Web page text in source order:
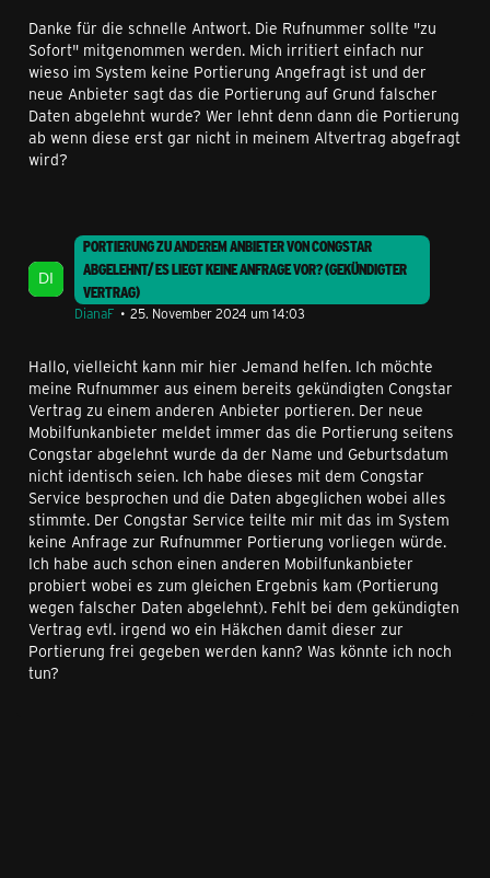
Danke für die schnelle Antwort. Die Rufnummer sollte "zu
Sofort" mitgenommen werden. Mich irritiert einfach nur
wieso im System keine Portierung Angefragt ist und der
neue Anbieter sagt das die Portierung auf Grund falscher
Daten abgelehnt wurde? Wer lehnt denn dann die Portierung
ab wenn diese erst gar nicht in meinem Altvertrag abgefragt
wird?
PORTIERUNG ZU ANDEREM ANBIETER VON CONGSTAR
ABGELEHNT/ ES LIEGT KEINE ANFRAGE VOR? (GEKÜNDIGTER
VERTRAG)
DianaF
25. November 2024 um 14:03
Hallo, vielleicht kann mir hier Jemand helfen. Ich möchte
meine Rufnummer aus einem bereits gekündigten Congstar
Vertrag zu einem anderen Anbieter portieren. Der neue
Mobilfunkanbieter meldet immer das die Portierung seitens
Congstar abgelehnt wurde da der Name und Geburtsdatum
nicht identisch seien. Ich habe dieses mit dem Congstar
Service besprochen und die Daten abgeglichen wobei alles
stimmte. Der Congstar Service teilte mir mit das im System
keine Anfrage zur Rufnummer Portierung vorliegen würde.
Ich habe auch schon einen anderen Mobilfunkanbieter
probiert wobei es zum gleichen Ergebnis kam (Portierung
wegen falscher Daten abgelehnt). Fehlt bei dem gekündigten
Vertrag evtl. irgend wo ein Häkchen damit dieser zur
Portierung frei gegeben werden kann? Was könnte ich noch
tun?